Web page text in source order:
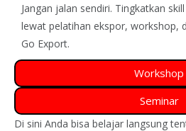
Jangan jalan sendiri. Tingkatkan
lewat pelatihan ekspor, workshop,
Go Export.
Workshop
Seminar
Di sini Anda bisa belajar langsung